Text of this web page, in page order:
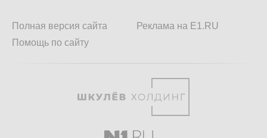
Полная версия сайта
Помощь по сайту
Реклама на E1.RU